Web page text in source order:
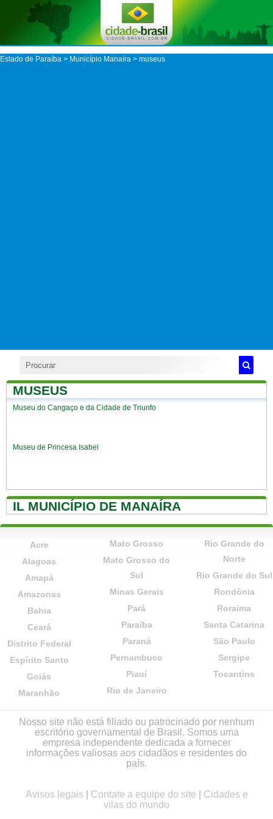
Estado de Paraíba > Município Manaíra > museus
MUSEUS
Museu do Cangaço e da Cidade de Triunfo
Museu de Princesa Isabel
IL MUNICÍPIO DE MANAÍRA
Acre
Alagoas
Amapá
Amazonas
Bahia
Ceará
Distrito Federal
Espírito Santo
Goiás
Maranhão
Mato Grosso
Mato Grosso do
Sul
Minas Gerais
Pará
Paraíba
Paraná
Pernambuco
Piauí
Rio de Janeiro
Rio Grande do
Norte
Rio Grande do Sul
Rondônia
Roraima
Santa Catarina
São Paulo
Sergipe
Tocantins
Nosso site não está filiado ou patrocinado por nenhum
escritório governamental de Brasil. Somos uma
empresa independente dedicada a fornecer
informações valiosas aos cidadãos e residentes do
país.
Avisos legais Contate a equipe do site
Cidades e
vilas do mundo